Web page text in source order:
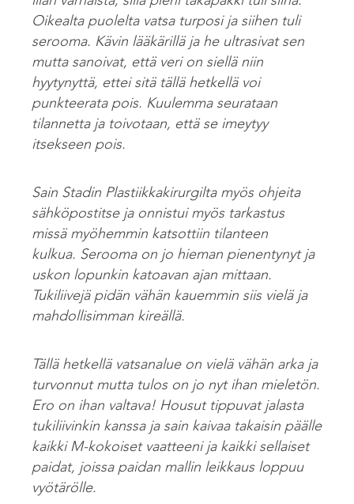
Oikealta puolelta vatsa turposi ja siihen tuli
serooma. Kävin lääkärillä ja he ultrasivat sen
mutta sanoivat, että veri on siellä niin
hyytynyttä, ettei sitä tällä hetkellä voi
punkteerata pois. Kuulemma seurataan
tilannetta ja toivotaan, että se imeytyy
itsekseen pois.
Sain Stadin Plastiikkakirurgilta myös ohjeita
sähköpostitse ja onnistui myös tarkastus
missä myöhemmin katsottiin tilanteen
kulkua. Serooma on jo hieman pienentynyt ja
uskon lopunkin katoavan ajan mittaan.
Tukiliivejä pidän vähän kauemmin siis vielä ja
mahdollisimman kireällä.
Tällä hetkellä vatsanalue on vielä vähän arka ja
turvonnut mutta tulos on jo nyt ihan mieletön.
Ero on ihan valtava! Housut tippuvat jalasta
tukiliivinkin kanssa ja sain kaivaa takaisin päälle
kaikki M-kokoiset vaatteeni ja kaikki sellaiset
paidat, joissa paidan mallin leikkaus loppuu
vyötärölle.